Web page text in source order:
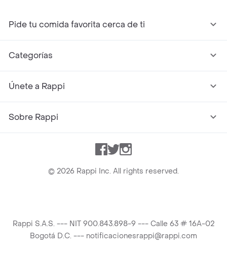
Pide tu comida favorita cerca de ti
Categorías
Únete a Rappi
Sobre Rappi
Facebook
TwitterInstagram
© 2026 Rappi Inc. All rights reserved.
Rappi S.A.S. --- NIT 900.843.898-9 --- Calle 63 # 16A-02
Bogotá D.C. --- notificacionesrappi@rappi.com